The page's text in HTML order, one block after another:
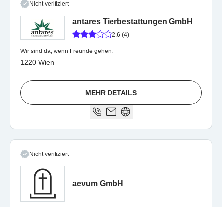
Nicht verifiziert
antares Tierbestattungen GmbH
2.6 (4)
Wir sind da, wenn Freunde gehen.
1220 Wien
MEHR DETAILS
Nicht verifiziert
aevum GmbH